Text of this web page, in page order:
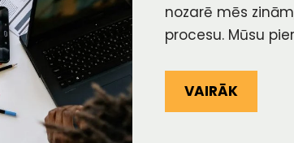
nozarē mēs
procesu. Mūsu
VAIRĀK